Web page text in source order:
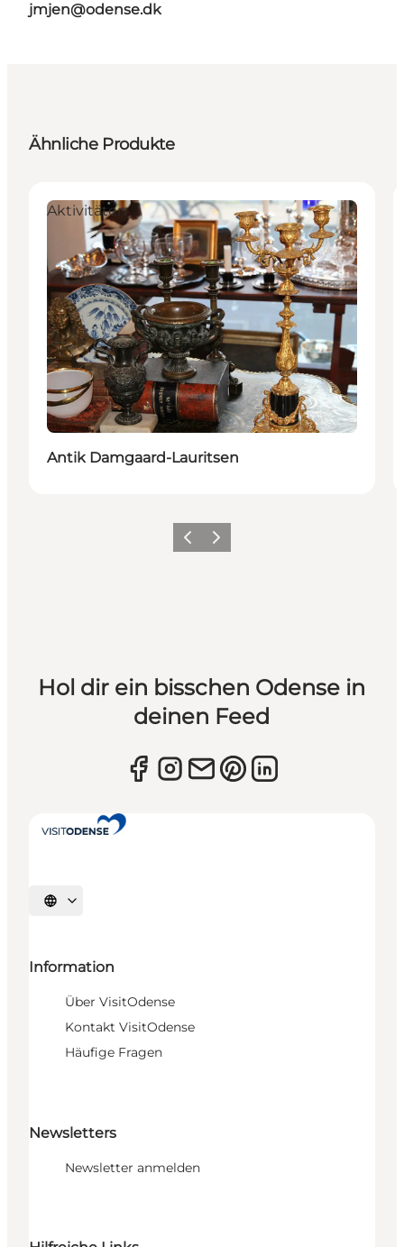
jmjen@odense.dk
Ähnliche Produkte
Aktivitäten
Antik Damgaard-Lauritsen
ZurückWeiter
Hol dir ein bisschen Odense in
deinen Feed
Sprache auswählen
Information
Über VisitOdense
Kontakt VisitOdense
Häufige Fragen
Newsletters
Newsletter anmelden